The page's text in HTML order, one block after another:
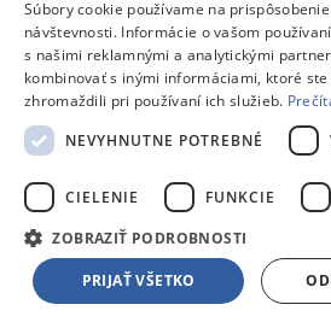
Na objednávku
239,00 € s DPH
Pridať do košíka
Porovnať
259432
Elektrické traktory
Hecht Detský bager - HECHT 52107
Súbory cookie používame na
návštevnosti. Informácie o vašom
s našimi reklamnými a analytickými
kombinovať s inými informáciami, ktoré
zhromaždili pri používaní ich služieb.
NEVYHNUTNE POTREBNÉ
CIELENIE FUNKCIE
ZOBRAZIŤ PODROBNOSTI
PRIJAŤ VŠETKO